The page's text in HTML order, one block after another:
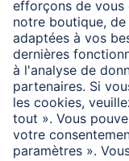
Dimensions
Épaisseur
Width x Height